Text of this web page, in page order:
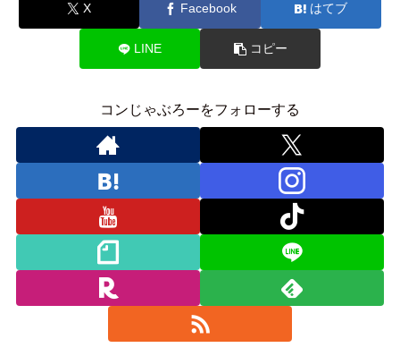
X Facebook はてブ
LINE コピー
コンじゃぶろーをフォローする